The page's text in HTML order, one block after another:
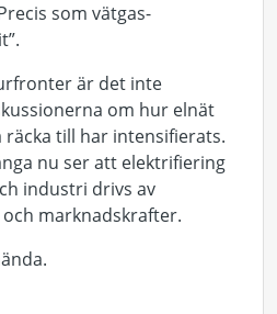
som vätgas-
är det inte
om hur elnät
till har intensifierats.
nu ser att elektrifiering
industri drivs av
marknadskrafter.